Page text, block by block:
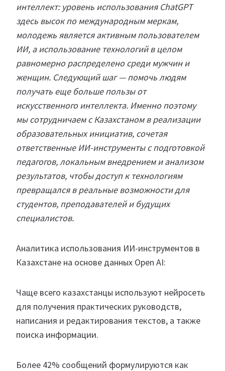
интеллект: уровень использования ChatGPT
здесь высок по международным меркам,
молодежь является активным пользователем
ИИ, а использование технологий в целом
равномерно распределено среди мужчин и
женщин. Следующий шаг — помочь людям
получать еще больше пользы от
искусственного интеллекта. Именно поэтому
мы сотрудничаем с Казахстаном в реализации
образовательных инициатив, сочетая
ответственные ИИ-инструменты с подготовкой
педагогов, локальным внедрением и анализом
результатов, чтобы доступ к технологиям
превращался в реальные возможности для
студентов, преподавателей и будущих
специалистов.
Аналитика использования ИИ-инструментов в
Казахстане на основе данных Open AI:
Чаще всего казахстанцы используют нейросеть
для получения практических руководств,
написания и редактирования текстов, а также
поиска информации.
Более 42% сообщений формулируются как